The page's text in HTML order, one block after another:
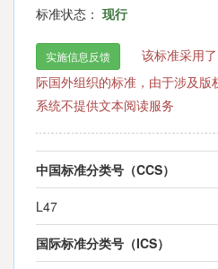
标准状态： 现行
实施信息反馈
该标准采用
际国外组织的标准，由于涉及版
系统不提供文本阅读服务
中国标准分类号（CCS）
L47
国际标准分类号（ICS）